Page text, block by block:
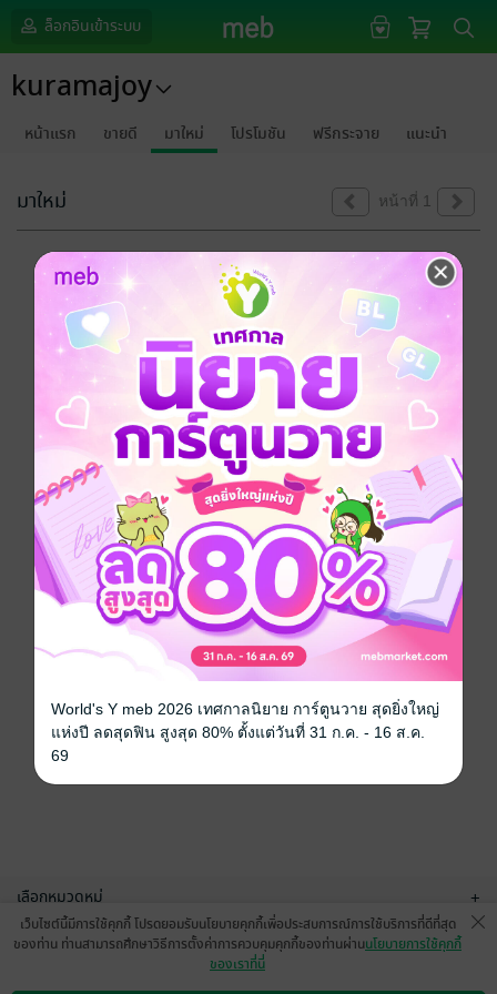
ล็อกอินเข้าระบบ
kuramajoy
หน้าแรก ขายดี มาใหม่ โปรโมชัน ฟรีกระจาย แนะนำ
มาใหม่ หน้าที่ 1
ขออภัยด้วยนะคะ
ไม่พบข้อมูลในหัวข้อที่คุณกำลังชมค่ะ
เลือกหมวดหมู่ +
บริการช่วยเหลือ
เว็บไซต์นี้มีการใช้คุกกี้ โปรดยอมรับนโยบายคุกกี้เพื่อประสบการณ์การใช้บริการที่ดีที่สุด
ของท่าน ท่านสามารถศึกษาวิธีการตั้งค่าการควบคุมคุกกี้ของท่านผ่านนโยบายการใช้คุกกี้
ของเราที่นี่
World's Y meb 2026 เทศกาลนิยาย การ์ตูนวาย สุดยิ่งใหญ่
แห่งปี ลดสุดฟิน สูงสุด 80% ตั้งแต่วันที่ 31 ก.ค. - 16 ส.ค.
69